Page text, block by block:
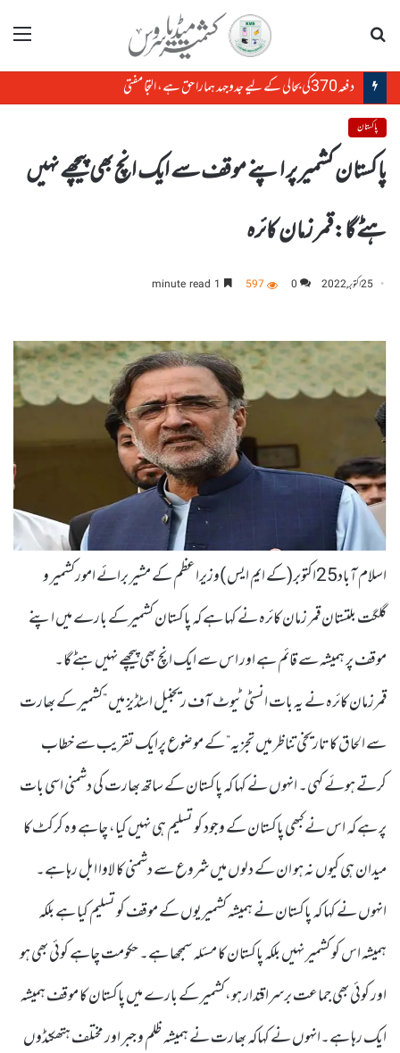
مینو
دفعہ370کی بحالی کے لیے جدوجہد ہمارا حق ہے، التجا مفتی
پاکستان
پاکستان کشمیر پر اپنے موقف سے ایک انچ بھی پیچھے نہیں
ہٹے گا:قمر زمان کائرہ
25 اکتوبر, 2022 0
597
اسلام آباد25اکتوبر(کے ایم ایس )وزیراعظم کے مشیر برائے امورکشمیر و
گلگت بلتستان قمر زمان کائرہ نے کہا ہے کہ پاکستان کشمیرکے بارے میں اپنے
موقف پر ہمیشہ سے قائم ہے اور اس سے ایک انچ بھی پیچھے نہیں ہٹے گا۔
قمرزمان کائرہ نے یہ بات انسٹی ٹیوٹ آف ریجنیل اسٹڈیز میں ”کشمیر کے بھارت
سے الحاق کا تاریخی تناظر میں تجزیہ” کے موضوع پرایک تقریب سے خطاب
کرتے ہوئے کہی۔ انہوں نے کہا کہ پاکستان کے ساتھ بھارت کی دشمنی اسی بات
پر ہے کہ اس نے کبھی پاکستان کے وجود کو تسلیم ہی نہیں کیا، چاہے وہ کرکٹ کا
میدان ہی کیوں نہ ہو ان کے دلوں میں شروع سے دشمنی کا لاوا ابل رہا ہے۔
انہوں نے کہا کہ پاکستان نے ہمیشہ کشمیریوں کے موقف کو تسلیم کیا ہے بلکہ
ہمیشہ اس کو کشمیر نہیں بلکہ پاکستان کا مسئلہ سمجھا ہے۔ حکومت چاہے کوئی بھی ہو
اور کوئی بھی جماعت برسراقتدار ہو،کشمیر کے بارے میں پاکستان کا موقف ہمیشہ
ایک رہا ہے۔انہوں نے کہاکہ بھارت نے ہمیشہ ظلم و جبر اور مختلف ہتھکنڈوں